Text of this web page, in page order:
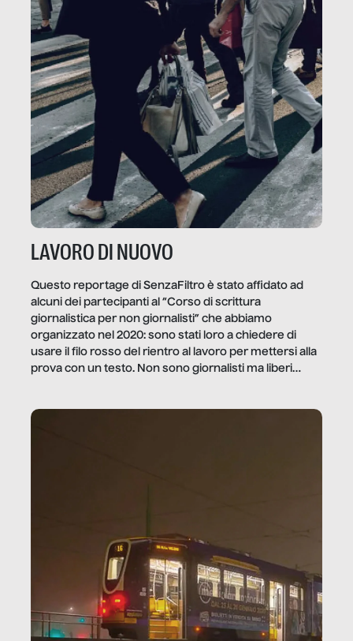
LAVORO DI NUOVO
Questo reportage di SenzaFiltro è stato affidato ad
alcuni dei partecipanti al “Corso di scrittura
giornalistica per non giornalisti” che abbiamo
organizzato nel 2020: sono stati loro a chiedere di
usare il filo rosso del rientro al lavoro per mettersi alla
prova con un testo. Non sono giornalisti ma liberi